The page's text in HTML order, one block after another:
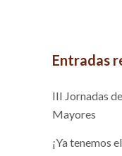
Entradas
III Jornadas
Mayores
¡Ya tenemos